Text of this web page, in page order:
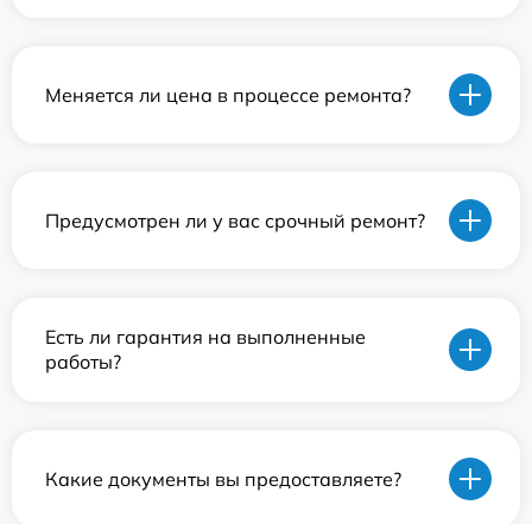
Меняется ли цена в процессе ремонта?
Предусмотрен ли у вас срочный ремонт?
Есть ли гарантия на выполненные
работы?
Какие документы вы предоставляете?